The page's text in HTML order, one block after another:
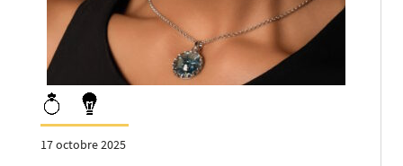
17 octobre 2025